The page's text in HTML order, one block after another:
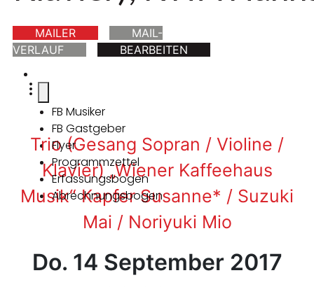
MAILER
MAIL-
VERLAUF
BEARBEITEN
FB Musiker
FB Gastgeber
Flyer
Programmzettel
Erfassungsbogen
Abrechnungsbogen
Trio (Gesang Sopran / Violine /
Klavier) „Wiener Kaffeehaus
Musik“ Kapfer Susanne* / Suzuki
Mai / Noriyuki Mio
Do. 14 September 2017